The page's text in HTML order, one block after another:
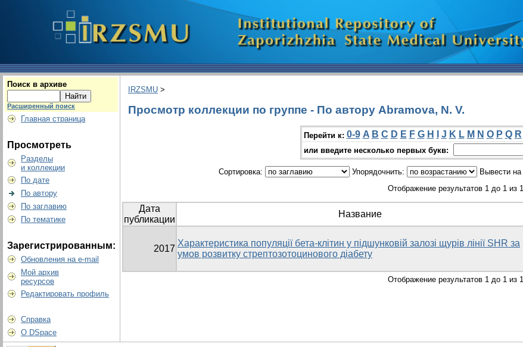
Поиск в архиве
Расширенный поиск
Главная страница
Просмотреть
Разделы
и коллекции
По дате
По автору
По заглавию
По тематике
Зарегистрированным:
Обновления на e-mail
Мой архив
ресурсов
Редактировать профиль
Справка
О DSpace
IRZSMU >
Просмотр коллекции по группе - По автору Abramova, N. V.
Перейти к: 0-9 A B C D E F G H J K L M N O P Q R
или введите несколько первых букв:
Сортировка: Упорядочнить: Вывести на
Отображение результатов 1 до 1 из 1
Дата
публикации
Название
2017
Характеристика популяції бета-клітин у підшунковій залозі щурів лінії SHR за
умов розвитку стрептозотоцинового діабету
Отображение результатов 1 до 1 из 1